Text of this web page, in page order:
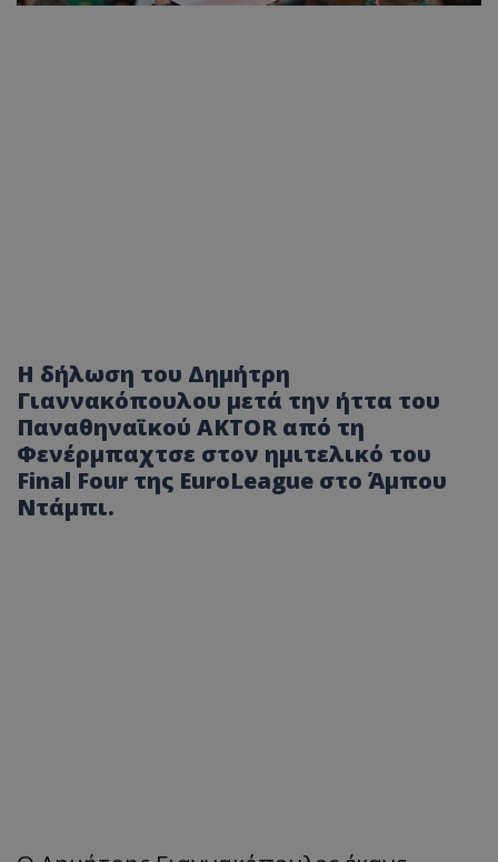
Η δήλωση του Δημήτρη
Γιαννακόπουλου μετά την ήττα του
Παναθηναϊκού AKTOR από τη
Φενέρμπαχτσε στον ημιτελικό του
Final Four της EuroLeague στο Άμπου
Ντάμπι.